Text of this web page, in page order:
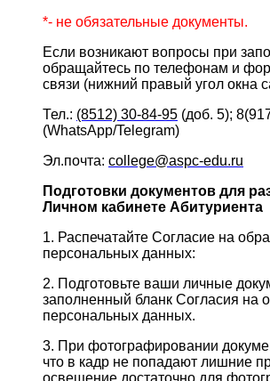
*- не обязательные документы.
Если возникают вопросы при
обращайтесь по телефонам и
связи (нижний правый угол окна
Тел.: (8512) 30-84-95 (доб. 5);
(WhatsApp/Telegram)
Эл.почта: college@aspc-edu.ru
Подготовки документов для
Личном кабинете Абитуриента
1. Распечатайте Согласие на
персональных данных:
2. Подготовьте ваши личные
заполненный бланк Согласия на
персональных данных.
3. При фотографировании
что в кадр не попадают лишние
освещение достаточно для